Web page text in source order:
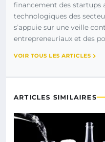
financement des startups
technologiques des
s’appuie sur une veille
entrepreneuriaux et des
VOIR TOUS LES ARTICLES
ARTICLES SIMILAIRES